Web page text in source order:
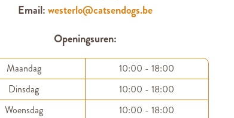
Email:westerlo@catsendogs.be
Openingsuren:
Maandag
10:00 - 18:00
Dinsdag
10:00 - 18:00
Woensdag
10:00 - 18:00